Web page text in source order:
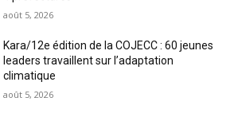
août 5, 2026
Kara/12e édition de la COJECC : 60 jeunes
leaders travaillent sur l’adaptation
climatique
août 5, 2026